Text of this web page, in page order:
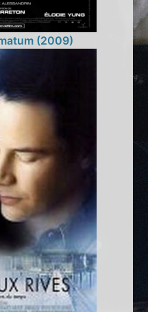
(2009)